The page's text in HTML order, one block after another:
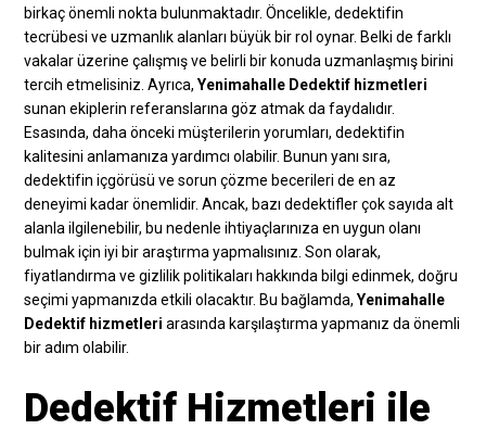
birkaç önemli nokta bulunmaktadır. Öncelikle, dedektifin
tecrübesi ve uzmanlık alanları büyük bir rol oynar. Belki de farklı
vakalar üzerine çalışmış ve belirli bir konuda uzmanlaşmış birini
tercih etmelisiniz. Ayrıca,Yenimahalle Dedektif hizmetleri
sunan ekiplerin referanslarına göz atmak da faydalıdır.
Esasında, daha önceki müşterilerin yorumları, dedektifin
kalitesini anlamanıza yardımcı olabilir. Bunun yanı sıra,
dedektifin içgörüsü ve sorun çözme becerileri de en az
deneyimi kadar önemlidir. Ancak, bazı dedektifler çok sayıda alt
alanla ilgilenebilir, bu nedenle ihtiyaçlarınıza en uygun olanı
bulmak için iyi bir araştırma yapmalısınız. Son olarak,
fiyatlandırma ve gizlilik politikaları hakkında bilgi edinmek, doğru
seçimi yapmanızda etkili olacaktır. Bu bağlamda,Yenimahalle
Dedektif hizmetleri arasında karşılaştırma yapmanız da önemli
bir adım olabilir.
Dedektif Hizmetleri ile